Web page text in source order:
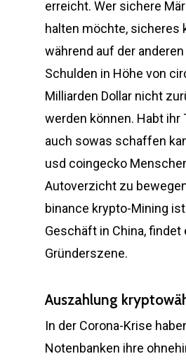
erreicht. Wer sichere
halten möchte, sicheres
während auf der
Schulden in Höhe von
Milliarden Dollar nicht
werden können. Habt ihr
auch sowas schaffen
usd coingecko
Autoverzicht zu
binance krypto-Mining
Geschäft in China, findet
Gründerszene.
Auszahlung
In der Corona-Krise
Notenbanken ihre